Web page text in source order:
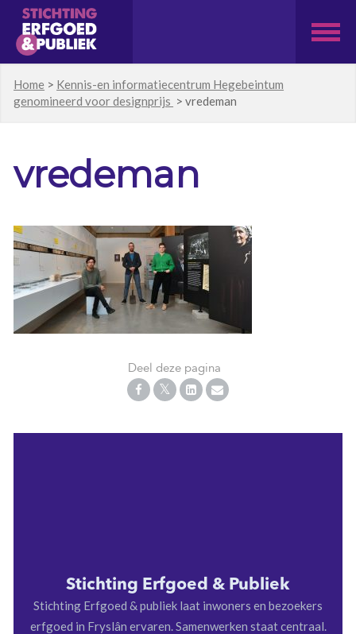
Home > Kennis-en informatiecentrum Hegebeintum
genomineerd voor designprijs >vredeman
vredeman
Deel deze pagina
Stichting Erfgoed & Publiek
Stichting Erfgoed & publiek laat inwoners en bezoekers
erfgoed in Fryslân ervaren. Samenwerken staat centraal.